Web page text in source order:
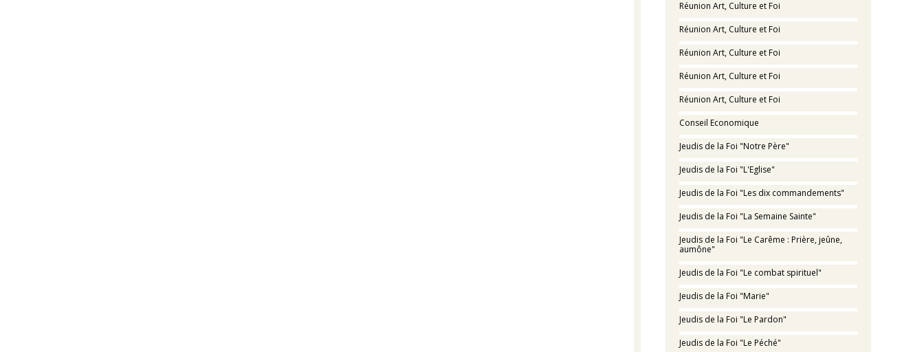
Réunion Art, Culture et Foi
Réunion Art, Culture et Foi
Réunion Art, Culture et Foi
Réunion Art, Culture et Foi
Réunion Art, Culture et Foi
Conseil Economique
Jeudis de la Foi "Notre Père"
Jeudis de la Foi "L'Eglise"
Jeudis de la Foi "Les dix commandements"
Jeudis de la Foi "La Semaine Sainte"
Jeudis de la Foi "Le Carême : Prière, jeûne,
aumône"
Jeudis de la Foi "Le combat spirituel"
Jeudis de la Foi "Marie"
Jeudis de la Foi "Le Pardon"
Jeudis de la Foi "Le Péché"